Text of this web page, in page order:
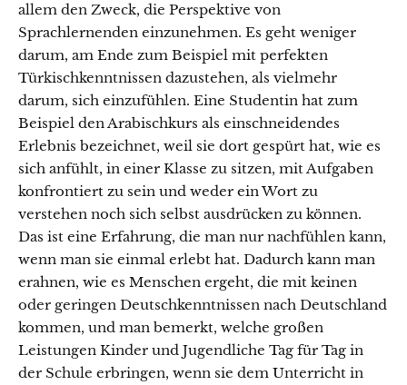
allem den Zweck, die Perspektive von
Sprachlernenden einzunehmen. Es geht weniger
darum, am Ende zum Beispiel mit perfekten
Türkischkenntnissen dazustehen, als vielmehr
darum, sich einzufühlen. Eine Studentin hat zum
Beispiel den Arabischkurs als einschneidendes
Erlebnis bezeichnet, weil sie dort gespürt hat, wie es
sich anfühlt, in einer Klasse zu sitzen, mit Aufgaben
konfrontiert zu sein und weder ein Wort zu
verstehen noch sich selbst ausdrücken zu können.
Das ist eine Erfahrung, die man nur nachfühlen kann,
wenn man sie einmal erlebt hat. Dadurch kann man
erahnen, wie es Menschen ergeht, die mit keinen
oder geringen Deutschkenntnissen nach Deutschland
kommen, und man bemerkt, welche großen
Leistungen Kinder und Jugendliche Tag für Tag in
der Schule erbringen, wenn sie dem Unterricht in